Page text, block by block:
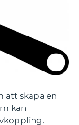
att skapa en
kan